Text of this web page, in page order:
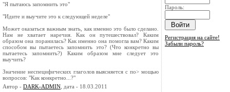
"Я пытаюсь запомнить это"
"Идите и выучите это к следующей неделе"
Может оказаться важным знать, как именно это было сделано.
Нам не хватает наречия. Как он путешествовал? Каким
образом она поранилась? Как именно она помогла вам? Каким
способом вы пытаетесь запомнить это? (Что конкретно вы
пытаетесь запомнить?) Каким образом мне следует это
выучить?
Значение неспецифических глаголов выясняется с по> мощью
вопросов: "Как конкретно...?"
Автор - DARK-ADMIN , дата - 18.03.2011
Пароль:
Регистрация на сайте!
Забыли пароль?